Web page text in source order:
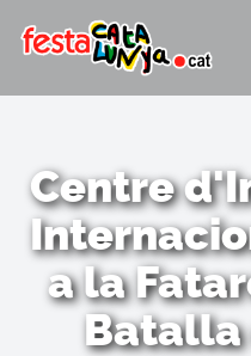
Centre
a la
Batalla